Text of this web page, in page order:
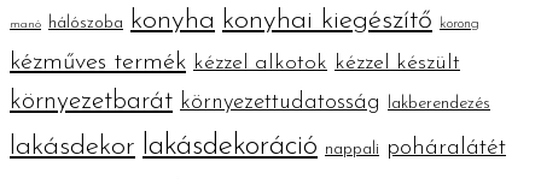
manó hálószoba konyha konyhai kiegészítő korong
kézműves termék kézzel alkotok kézzel készült
környezetbarát környezettudatosság lakberendezés
lakásdekor lakásdekoráció nappali poháralátét